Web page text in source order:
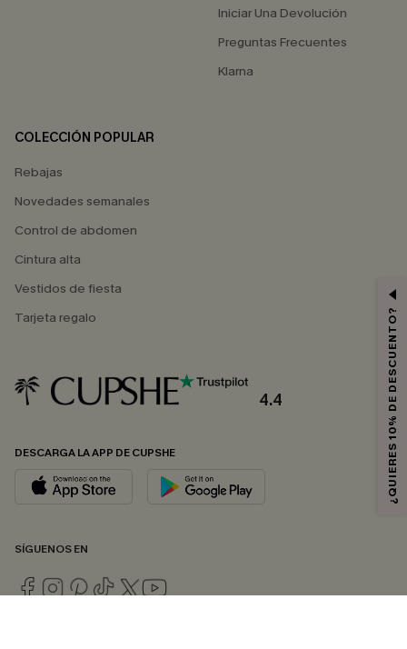
Iniciar Una Devolución
Preguntas Frecuentes
Klarna
COLECCIÓN POPULAR
Rebajas
Novedades semanales
Control de abdomen
Cintura alta
Vestidos de fiesta
Tarjeta regalo
4.4
DESCARGA LA APP DE CUPSHE
SÍGUENOS EN
¿QUIERES 10% DE DESCUENTO?